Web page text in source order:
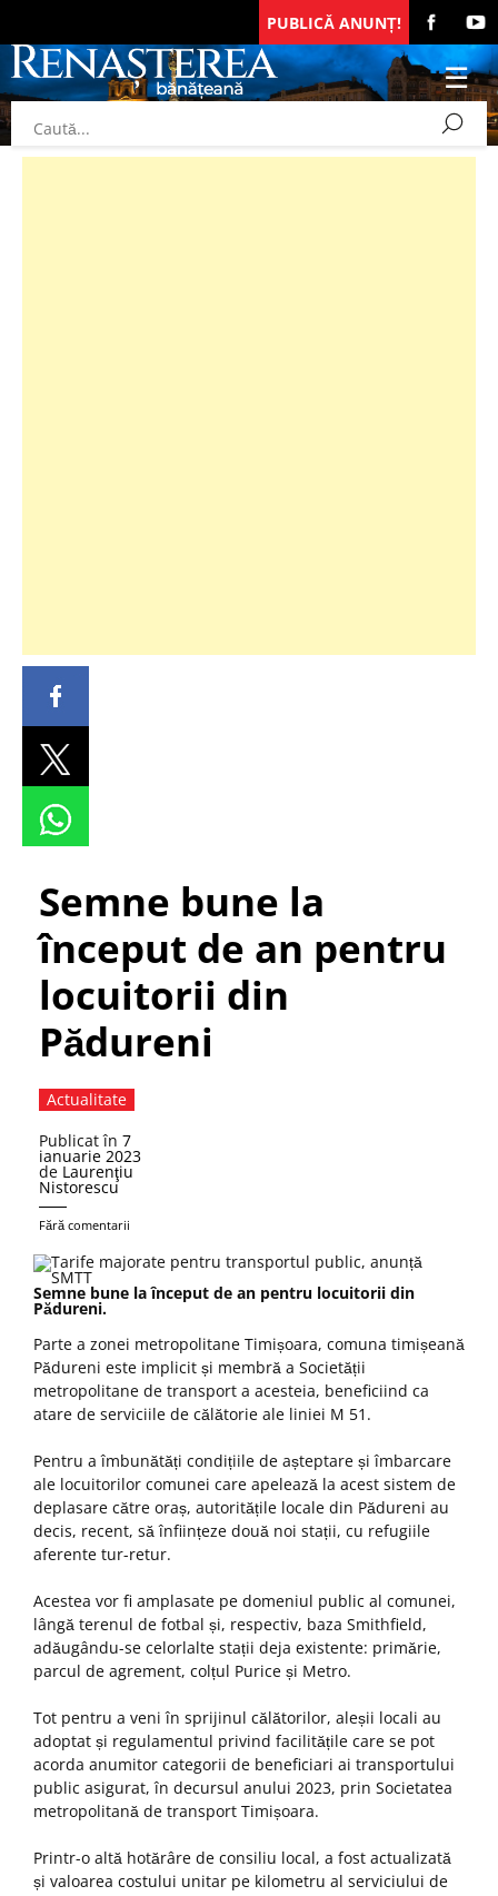
PUBLICĂ ANUNȚ!
Semne bune la
început de an pentru
locuitorii din
Pădureni
Actualitate
Publicat în 7
ianuarie 2023
de Laurenţiu
Nistorescu
Fără comentarii
Semne bune la început de an pentru locuitorii din
Pădureni.
Parte a zonei metropolitane Timișoara, comuna timișeană
Pădureni este implicit și membră a Societății
metropolitane de transport a acesteia, beneficiind ca
atare de serviciile de călătorie ale liniei M 51.
Pentru a îmbunătăți condițiile de așteptare și îmbarcare
ale locuitorilor comunei care apelează la acest sistem de
deplasare către oraș, autoritățile locale din Pădureni au
decis, recent, să înființeze două noi stații, cu refugiile
aferente tur-retur.
Acestea vor fi amplasate pe domeniul public al comunei,
lângă terenul de fotbal și, respectiv, baza Smithfield,
adăugându-se celorlalte stații deja existente: primărie,
parcul de agrement, colțul Purice și Metro.
Tot pentru a veni în sprijinul călătorilor, aleșii locali au
adoptat și regulamentul privind facilitățile care se pot
acorda anumitor categorii de beneficiari ai transportului
public asigurat, în decursul anului 2023, prin Societatea
metropolitană de transport Timișoara.
Printr-o altă hotărâre de consiliu local, a fost actualizată
și valoarea costului unitar pe kilometru al serviciului de